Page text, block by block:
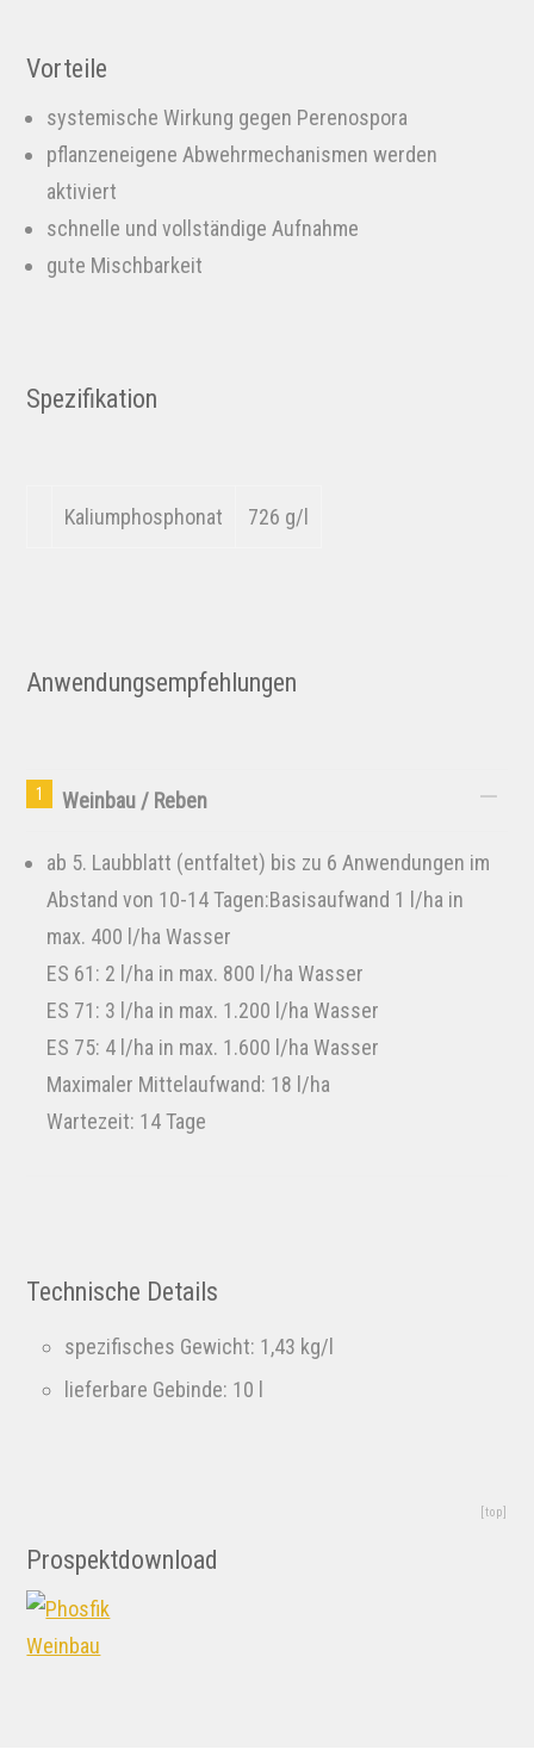
Vorteile
systemische Wirkung gegen Perenospora
pflanzeneigene Abwehrmechanismen werden
aktiviert
schnelle und vollständige Aufnahme
gute Mischbarkeit
Spezifikation
Kaliumphosphonat 726 g/l
Anwendungsempfehlungen
1 Weinbau / Reben
ab 5. Laubblatt (entfaltet) bis zu 6 Anwendungen im
Abstand von 10-14 Tagen:Basisaufwand 1 l/ha in
max. 400 l/ha Wasser
ES 61: 2 l/ha in max. 800 l/ha Wasser
ES 71: 3 l/ha in max. 1.200 l/ha Wasser
ES 75: 4 l/ha in max. 1.600 l/ha Wasser
Maximaler Mittelaufwand: 18 l/ha
Wartezeit: 14 Tage
Technische Details
spezifisches Gewicht: 1,43 kg/l
lieferbare Gebinde: 10 l
[top]
Prospektdownload